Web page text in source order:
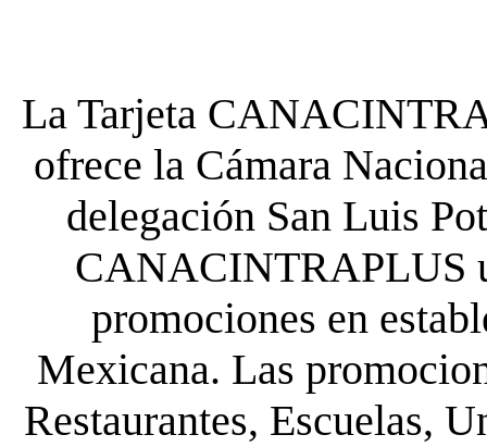
La Tarjeta
ofrece la Cámara
delegación San Luis
CANACINTRAPLUS
promociones en
Mexicana. Las
Restaurantes, Escuelas,